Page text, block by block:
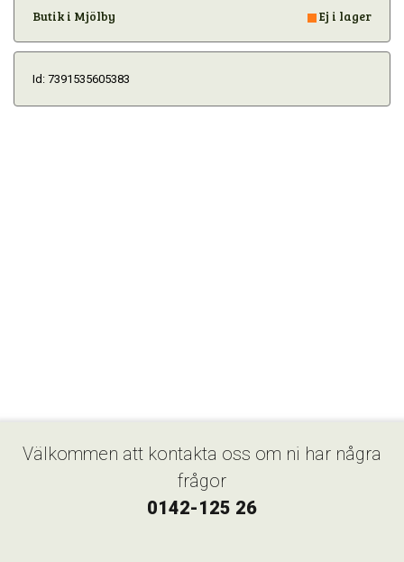
Butik i Mjölby Ej i lager
Id: 7391535605383
Välkommen att kontakta oss om ni har några
frågor
0142-125 26